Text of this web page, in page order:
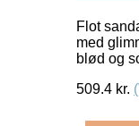
Flot
med
blød og
509.4 kr.